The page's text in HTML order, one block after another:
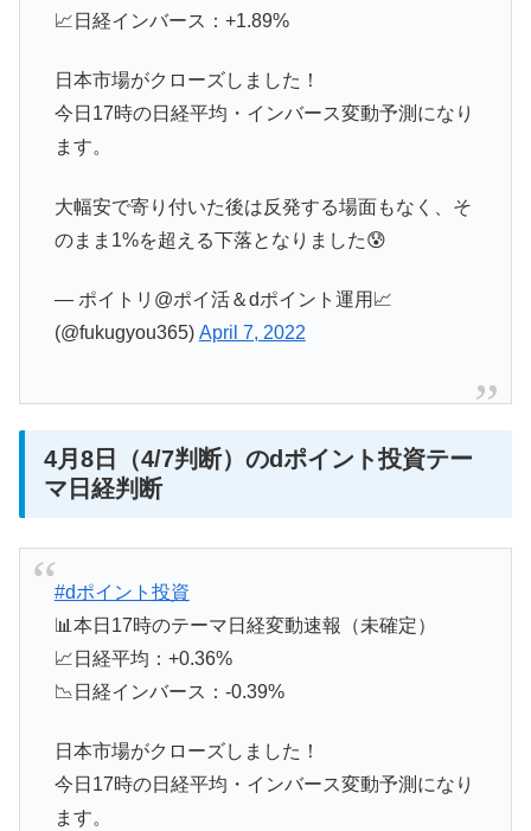
📈日経インバース：+1.89%
日本市場がクローズしました！
今日17時の日経平均・インバース変動予測になり
ます。
大幅安で寄り付いた後は反発する場面もなく、そ
のまま1%を超える下落となりました😰
— ポイトリ@ポイ活＆dポイント運用📈
(@fukugyou365) April 7, 2022
4月8日（4/7判断）のdポイント投資テー
マ日経判断
#dポイント投資
📊本日17時のテーマ日経変動速報（未確定）
📈日経平均：+0.36%
📉日経インバース：-0.39%
日本市場がクローズしました！
今日17時の日経平均・インバース変動予測になり
ます。